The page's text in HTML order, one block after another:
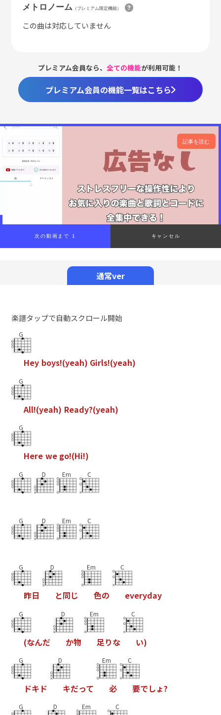
メトロノーム （プレミアム限定機能）
この曲は対応していません
プレミアム会員なら、全ての機能が利用可能！
プレミアム会員の機能一覧はこちら
記事を読む
通常ver
楽譜タップで自動スクロール開始
G
Hey boys!(yeah) Girls!(yeah)
G
All!(yeah) Ready?(yeah)
G
Here we go!(Hi!)
G D Em C
G D Em C
G
昨日
D
と同じ
Em
色の
C
everyday
G
(なんだ
D
か物
Em
足りな
C
い)
G
ドキ ド
D
キだって
Em
必
C
要でしょ?
G D Em C